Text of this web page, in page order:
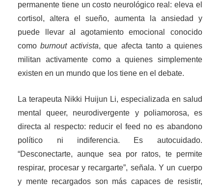
permanente tiene un costo neurológico real: eleva el
cortisol, altera el sueño, aumenta la ansiedad y
puede llevar al agotamiento emocional conocido
comoburnout activista, que afecta tanto a quienes
militan activamente como a quienes simplemente
existen en un mundo que los tiene en el debate.
La terapeuta Nikki Huijun Li, especializada en salud
mental queer, neurodivergente y poliamorosa, es
directa al respecto: reducir el feed no es abandono
político ni indiferencia. Es autocuidado.
“Desconectarte, aunque sea por ratos, te permite
respirar, procesar y recargarte”, señala. Y un cuerpo
y mente recargados son más capaces de resistir,